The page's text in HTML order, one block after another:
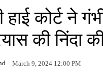
हाई कोर्ट ने
की निंदा
March 9, 2024 12:00 PM